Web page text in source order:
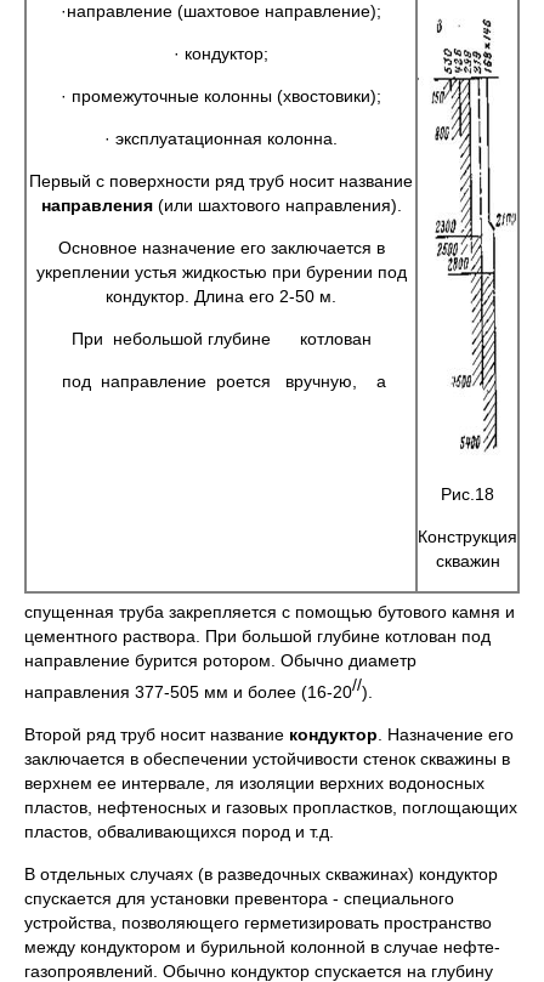
·направление (шахтовое направление);
· кондуктор;
· промежуточные колонны (хвостовики);
· эксплуатационная колонна.
Первый с поверхности ряд труб носит название
направления(или шахтового направления).
Основное назначение его заключается в
укреплении устья жидкостью при бурении под
кондуктор. Длина его 2-50 м.
При небольшой глубине котлован
под направление роется вручную, а
Рис.18
Конструкция
скважин
спущенная труба закрепляется с помощью бутового камня и
цементного раствора. При большой глубине котлован под
направление бурится ротором. Обычно диаметр
направления 377-505 мм и более (16-20//).
Второй ряд труб носит название кондуктор . Назначение его
заключается в обеспечении устойчивости стенок скважины в
верхнем ее интервале, ля изоляции верхних водоносных
пластов, нефтеносных и газовых пропластков, поглощающих
пластов, обваливающихся пород и т.д.
В отдельных случаях (в разведочных скважинах) кондуктор
спускается для установки превентора - специального
устройства, позволяющего герметизировать пространство
между кондуктором и бурильной колонной в случае нефте-
газопроявлений. Обычно кондуктор спускается на глубину